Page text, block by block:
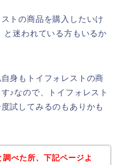
トの商品を購入したいけ
と迷われている方もいるか
身もトイフォレストの商
♪なので、トイフォレスト
試してみるのもありかも
べた所、下記ページよ